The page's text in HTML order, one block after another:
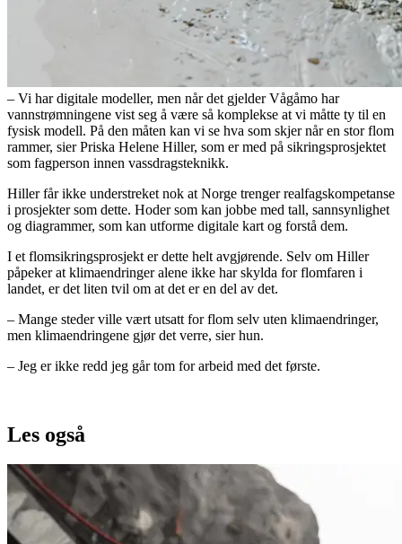
– Vi har digitale modeller, men når det gjelder Vågåmo har
vannstrømningene vist seg å være så komplekse at vi måtte ty til en
fysisk modell. På den måten kan vi se hva som skjer når en stor flom
rammer, sier Priska Helene Hiller, som er med på sikringsprosjektet
som fagperson innen vassdragsteknikk.
Hiller får ikke understreket nok at Norge trenger realfagskompetanse
i prosjekter som dette. Hoder som kan jobbe med tall, sannsynlighet
og diagrammer, som kan utforme digitale kart og forstå dem.
I et flomsikringsprosjekt er dette helt avgjørende. Selv om Hiller
påpeker at klimaendringer alene ikke har skylda for flomfaren i
landet, er det liten tvil om at det er en del av det.
– Mange steder ville vært utsatt for flom selv uten klimaendringer,
men klimaendringene gjør det verre, sier hun.
– Jeg er ikke redd jeg går tom for arbeid med det første.
Les også